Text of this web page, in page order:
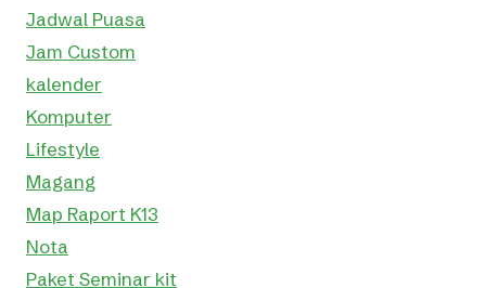
Jadwal Puasa
Jam Custom
kalender
Komputer
Lifestyle
Magang
Map Raport K13
Nota
Paket Seminar kit